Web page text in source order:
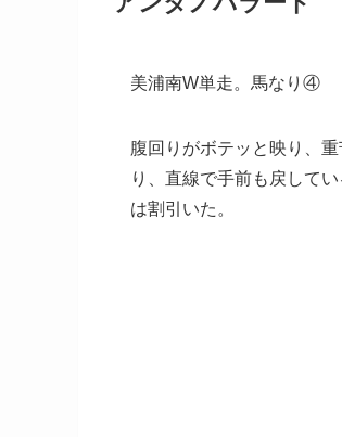
美浦南W単走。馬なり④
腹回りがボテッと映り、
り、直線で手前も戻して
は割引いた。